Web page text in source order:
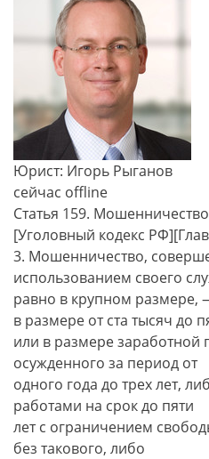
Юрист: Игорь Рыганов
сейчас offline
Статья 159. Мошенничество
[Уголовный кодекс
3. Мошенничество,
использованием своего
равно в крупном размере,
в размере от ста тысяч до
или в размере заработной
осужденного за период от
одного года до трех лет,
работами на срок до пяти
лет с ограничением
без такового, либо